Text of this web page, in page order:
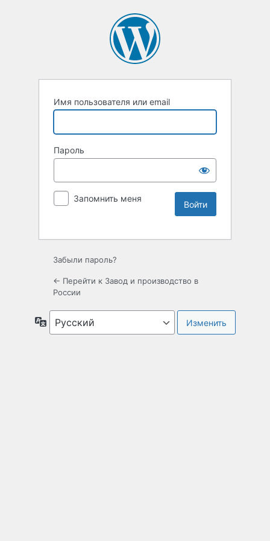
Имя пользователя или email
Пароль
Запомнить меня
Забыли пароль?
← Перейти к Завод и производство в
России
Язык